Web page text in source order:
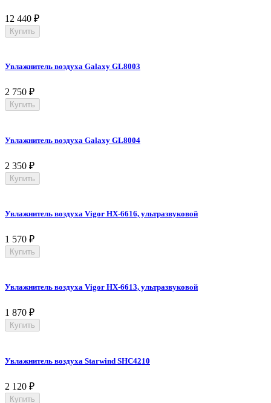
12 440 ₽
Купить
Увлажнитель воздуха Galaxy GL8003
2 750 ₽
Купить
Увлажнитель воздуха Galaxy GL8004
2 350 ₽
Купить
Увлажнитель воздуха Vigor HX-6616, ультразвуковой
1 570 ₽
Купить
Увлажнитель воздуха Vigor HX-6613, ультразвуковой
1 870 ₽
Купить
Увлажнитель воздуха Starwind SHC4210
2 120 ₽
Купить